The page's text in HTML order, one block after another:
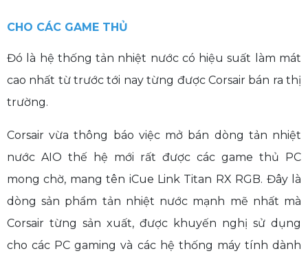
CHO CÁC GAME THỦ
Đó là hệ thống tản nhiệt nước có hiệu suất làm mát
cao nhất từ trước tới nay từng được Corsair bán ra thị
trường.
Corsair vừa thông báo việc mở bán dòng tản nhiệt
nước AIO thế hệ mới rất được các game thủ PC
mong chờ, mang tên iCue Link Titan RX RGB. Đây là
dòng sản phẩm tản nhiệt nước mạnh mẽ nhất mà
Corsair từng sản xuất, được khuyến nghị sử dụng
cho các PC gaming và các hệ thống máy tính dành